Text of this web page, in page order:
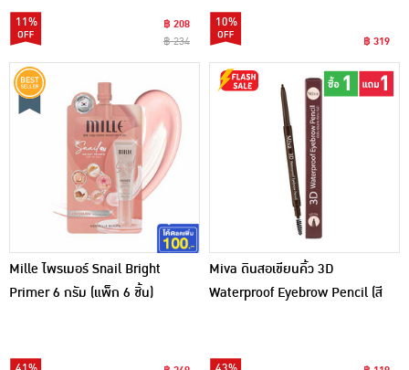
11%
฿ 208
฿ 234
10%
฿ 319
Mille ไพรเมอร์ Snail Bright
Primer 6 กรัม (แพ็ก 6 ชิ้น)
Miva ดินสอเขียนคิ้ว 3D
Waterproof Eyebrow Pencil (สี